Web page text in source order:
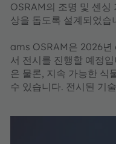
OSRAM의 조명 및 센싱
상을 돕도록 설계되었습
ams OSRAM은 2026년
서 전시를 진행할 예정
은 물론, 지속 가능한 식
수 있습니다. 전시된 기